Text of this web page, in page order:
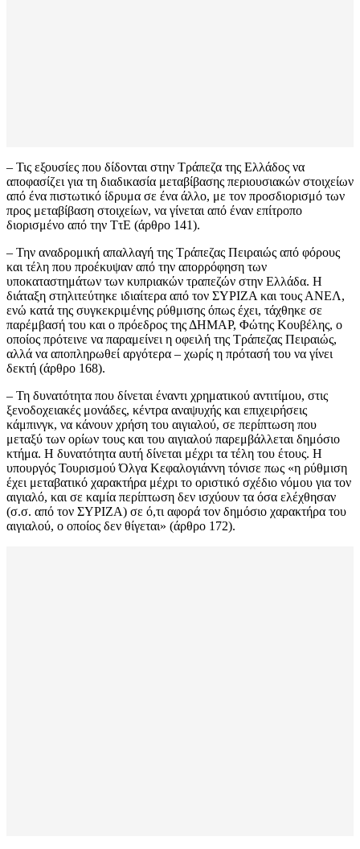
– Τις εξουσίες που δίδονται στην Τράπεζα της Ελλάδος να
αποφασίζει για τη διαδικασία μεταβίβασης περιουσιακών στοιχείων
από ένα πιστωτικό ίδρυμα σε ένα άλλο, με τον προσδιορισμό των
προς μεταβίβαση στοιχείων, να γίνεται από έναν επίτροπο
διορισμένο από την ΤτΕ (άρθρο 141).
– Την αναδρομική απαλλαγή της Τράπεζας Πειραιώς από φόρους
και τέλη που προέκυψαν από την απορρόφηση των
υποκαταστημάτων των κυπριακών τραπεζών στην Ελλάδα. Η
διάταξη στηλιτεύτηκε ιδιαίτερα από τον ΣΥΡΙΖΑ και τους ΑΝΕΛ,
ενώ κατά της συγκεκριμένης ρύθμισης όπως έχει, τάχθηκε σε
παρέμβασή του και ο πρόεδρος της ΔΗΜΑΡ, Φώτης Κουβέλης, ο
οποίος πρότεινε να παραμείνει η οφειλή της Τράπεζας Πειραιώς,
αλλά να αποπληρωθεί αργότερα – χωρίς η πρότασή του να γίνει
δεκτή (άρθρο 168).
– Τη δυνατότητα που δίνεται έναντι χρηματικού αντιτίμου, στις
ξενοδοχειακές μονάδες, κέντρα αναψυχής και επιχειρήσεις
κάμπινγκ, να κάνουν χρήση του αιγιαλού, σε περίπτωση που
μεταξύ των ορίων τους και του αιγιαλού παρεμβάλλεται δημόσιο
κτήμα. Η δυνατότητα αυτή δίνεται μέχρι τα τέλη του έτους. Η
υπουργός Τουρισμού Όλγα Κεφαλογιάννη τόνισε πως «η ρύθμιση
έχει μεταβατικό χαρακτήρα μέχρι το οριστικό σχέδιο νόμου για τον
αιγιαλό, και σε καμία περίπτωση δεν ισχύουν τα όσα ελέχθησαν
(σ.σ. από τον ΣΥΡΙΖΑ) σε ό,τι αφορά τον δημόσιο χαρακτήρα του
αιγιαλού, ο οποίος δεν θίγεται» (άρθρο 172).